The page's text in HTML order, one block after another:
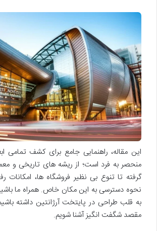
این مقاله، راهنمایی جامع برای کشف تمامی
منحصر به فرد است؛ از ریشه های تاریخی و
گرفته تا تنوع بی نظیر فروشگاه ها، امکانات
نحوه دسترسی به این مکان خاص. همراه ما
به قلب طراحی در پایتخت آرژانتین داشته
مقصد شگفت انگیز آشنا شویم.